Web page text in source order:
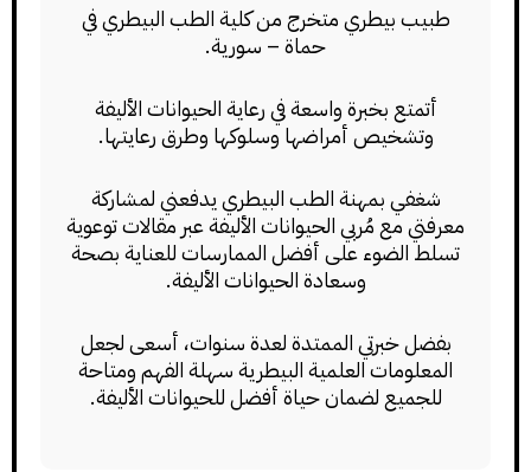
طبيب بيطري متخرج من كلية الطب البيطري في
حماة – سورية.
أتمتع بخبرة واسعة في رعاية الحيوانات الأليفة
وتشخيص أمراضها وسلوكها وطرق رعايتها.
شغفي بمهنة الطب البيطري يدفعني لمشاركة
معرفتي مع مُربي الحيوانات الأليفة عبر مقالات توعوية
تسلط الضوء على أفضل الممارسات للعناية بصحة
وسعادة الحيوانات الأليفة.
بفضل خبرتي الممتدة لعدة سنوات، أسعى لجعل
المعلومات العلمية البيطرية سهلة الفهم ومتاحة
للجميع لضمان حياة أفضل للحيوانات الأليفة.